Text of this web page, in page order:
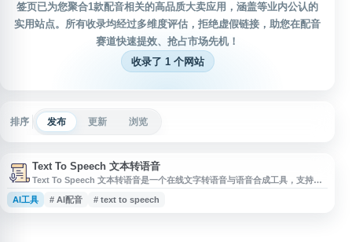
签页已为您聚合1款配音相关的高品质大卖应用，涵盖等业内公认的
实用站点。所有收录均经过多维度评估，拒绝虚假链接，助您在配音
赛道快速提效、抢占市场先机！
收录了 1 个网站
排序 发布 更新 浏览
Text To Speech 文本转语音
Text To Speech 文本转语音是一个在线文字转语音与语音合成工具，支持多
语言、多语音选择，可用于文本朗读、AI配音、视频配音、语音播报等场景。
网站提供类似微软 TTS 的神经语音体验，帮助用户将文字快速转换为自然语
AI工具 # AI配音 # text to speech